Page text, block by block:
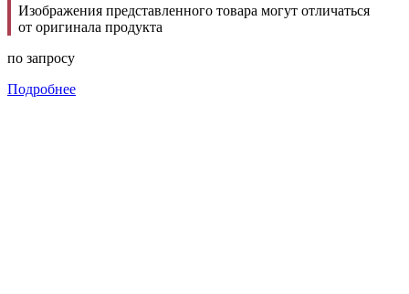
Изображения представленного товара могут отличаться
от оригинала продукта
по запросу
Подробнее